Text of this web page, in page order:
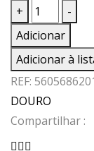
+
Quantidade
de
VINHO
B.QUANTA
TERRA
GRANDE
RESERVA
-
Adicionar
Adicionar à
REF:
DOURO
Compartilhar :